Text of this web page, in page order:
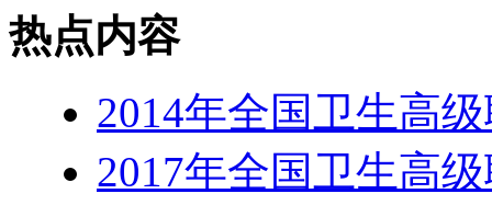
热点内容
2014年全国卫生高
2017年全国卫生高